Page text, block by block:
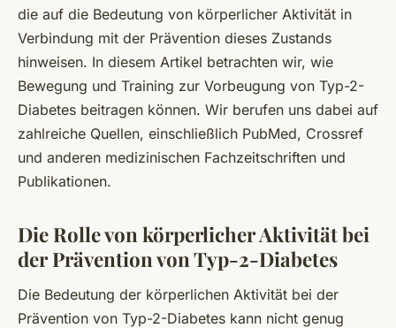
die auf die Bedeutung von körperlicher Aktivität in
Verbindung mit der Prävention dieses Zustands
hinweisen. In diesem Artikel betrachten wir, wie
Bewegung und Training zur Vorbeugung von Typ-2-
Diabetes beitragen können. Wir berufen uns dabei auf
zahlreiche Quellen, einschließlich PubMed, Crossref
und anderen medizinischen Fachzeitschriften und
Publikationen.
Die Rolle von körperlicher Aktivität bei
der Prävention von Typ-2-Diabetes
Die Bedeutung der körperlichen Aktivität bei der
Prävention von Typ-2-Diabetes kann nicht genug